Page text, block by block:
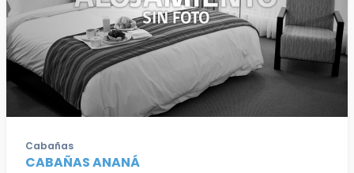
Cabañas
CABAÑAS ANANÁ